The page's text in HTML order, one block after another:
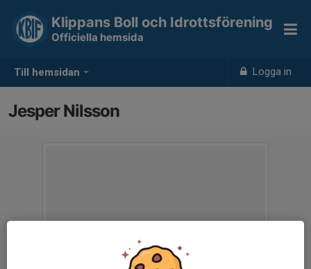
Till hemsidan Logga in
Klippans Boll och Idrottsförening
Officiella hemsida
Jesper Nilsson